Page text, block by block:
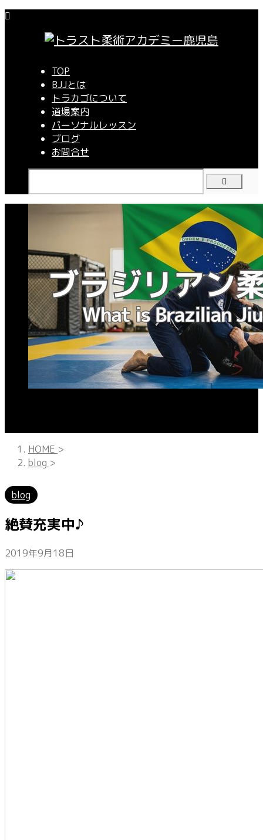
TOP
BJJとは
トラカゴについて
道場案内
パーソナルレッスン
ブログ
お問合せ
HOME >
blog >
blog
絶賛充実中♪
2019年9月18日